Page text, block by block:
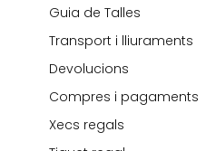
Guia de Talles
Transport i lliuraments
Devolucions
Compres i pagaments
Xecs regals